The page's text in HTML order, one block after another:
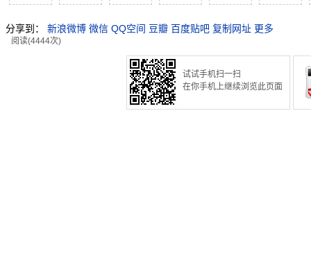
分享到： 新浪微博 微信 QQ空间 豆瓣 百度贴吧 复制网址 更多
阅读(4444次)
试试手机扫一扫
在你手机上继续浏览此页面